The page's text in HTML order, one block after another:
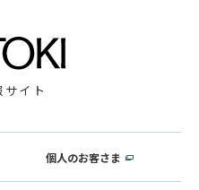
イト
個人のお客さま